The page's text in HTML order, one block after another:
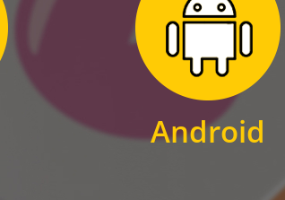
Android
Zum Download
für Android